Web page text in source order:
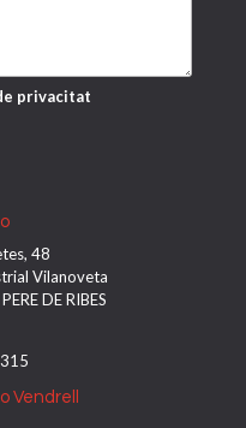
privacitat
48
Vilanoveta
DE RIBES
Vendrell